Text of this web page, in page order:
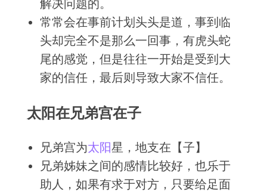
解决问题的。
常常会在事前计划头头是道，事到临
头却完全不是那么一回事，有虎头蛇
尾的感觉，但是往往一开始是受到大
家的信任，最后则导致大家不信任。
太阳在兄弟宫在子
兄弟宫为太阳星，地支在【子】
兄弟姊妹之间的感情比较好，也乐于
助人，如果有求于对方，只要给足面